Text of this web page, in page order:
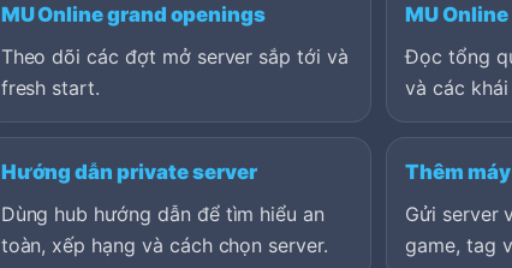
MU Online grand openings
Theo dõi các đợt mở server sắp tới và
fresh start.
MU Online
Đọc tổng
và các khái
Hướng dẫn private server
Dùng hub hướng dẫn để tìm hiểu an
toàn, xếp hạng và cách chọn server.
Thêm
Gửi server
game, tag